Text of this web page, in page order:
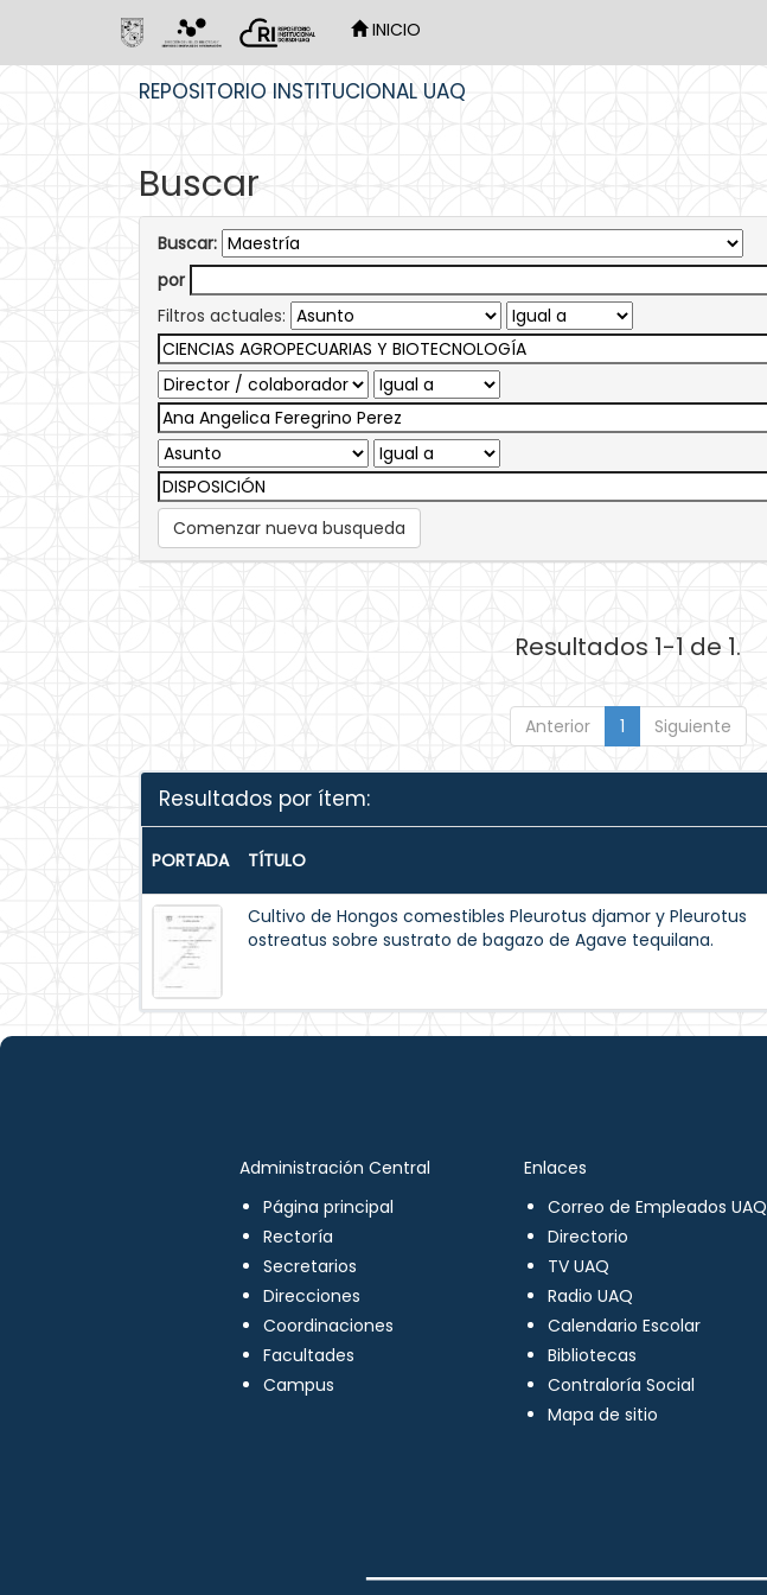
INICIO
REPOSITORIO INSTITUCIONAL UAQ
Buscar
Buscar:
por
Filtros actuales:
Comenzar nueva busqueda
Resultados 1-1 de 1.
Anterior 1 Siguiente
Resultados por ítem:
PORTADA TÍTULO
Cultivo de Hongos comestibles Pleurotus djamor y Pleurotus
ostreatus sobre sustrato de bagazo de Agave tequilana.
Administración Central
Página principal
Rectoría
Secretarios
Direcciones
Coordinaciones
Facultades
Campus
Enlaces
Correo de Empleados UAQ
Directorio
TV UAQ
Radio UAQ
Calendario Escolar
Bibliotecas
Contraloría Social
Mapa de sitio